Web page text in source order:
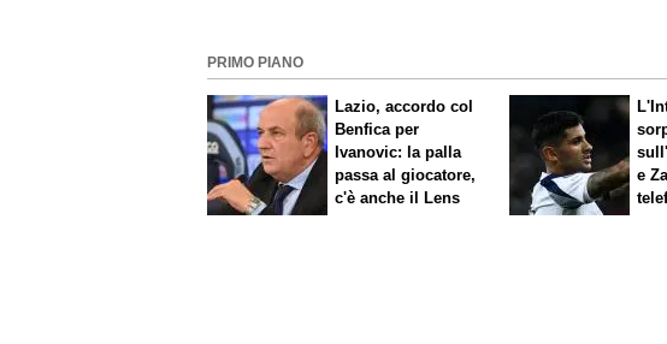
PRIMO PIANO
Lazio, accordo col
Benfica per
Ivanovic: la palla
passa al giocatore,
c'è anche il Lens
e